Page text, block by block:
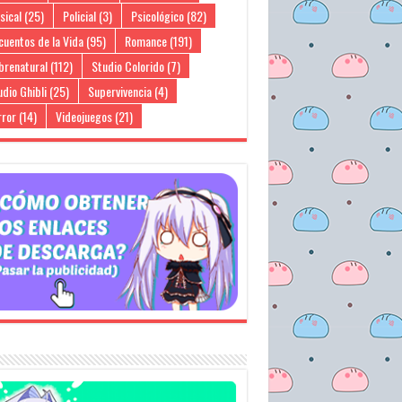
(25) Policial(3) Psicológico(82)
de la Vida(95) Romance(191)
(112) Studio Colorido(7)
Ghibli(25) Supervivencia(4)
(14) Videojuegos(21)